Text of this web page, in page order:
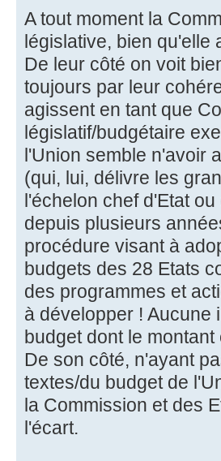
A tout moment la
législative, bien qu'elle
De leur côté on voit
toujours par leur
agissent en tant que
législatif/budgétaire
l'Union semble n'avoir
(qui, lui, délivre les
l'échelon chef d'Etat
depuis plusieurs
procédure visant à
budgets des 28 Etats
des programmes et
à développer ! Aucune
budget dont le
De son côté, n'ayant
textes/du budget de
la Commission et des
l'écart.